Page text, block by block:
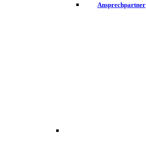
Ansprechpartner